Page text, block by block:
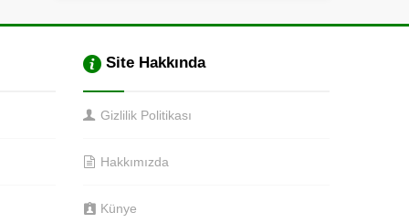
Site Hakkında
Gizlilik Politikası
Hakkımızda
Künye